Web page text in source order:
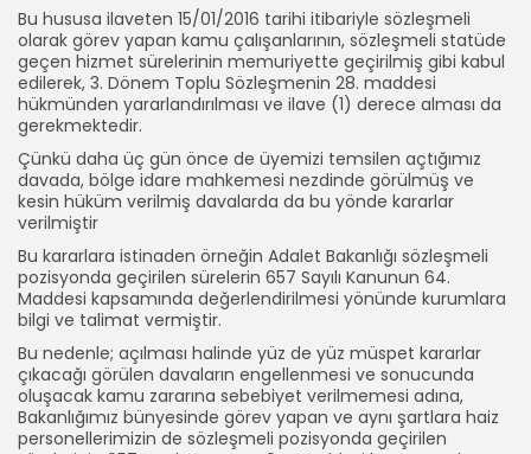
Bu hususa ilaveten 15/01/2016 tarihi itibariyle sözleşmeli
olarak görev yapan kamu çalışanlarının, sözleşmeli statüde
geçen hizmet sürelerinin memuriyette geçirilmiş gibi kabul
edilerek, 3. Dönem Toplu Sözleşmenin 28. maddesi
hükmünden yararlandırılması ve ilave (1) derece alması da
gerekmektedir.
Çünkü daha üç gün önce de üyemizi temsilen açtığımız
davada, bölge idare mahkemesi nezdinde görülmüş ve
kesin hüküm verilmiş davalarda da bu yönde kararlar
verilmiştir
Bu kararlara istinaden örneğin Adalet Bakanlığı sözleşmeli
pozisyonda geçirilen sürelerin 657 Sayılı Kanunun 64.
Maddesi kapsamında değerlendirilmesi yönünde kurumlara
bilgi ve talimat vermiştir.
Bu nedenle; açılması halinde yüz de yüz müspet kararlar
çıkacağı görülen davaların engellenmesi ve sonucunda
oluşacak kamu zararına sebebiyet verilmemesi adına,
Bakanlığımız bünyesinde görev yapan ve aynı şartlara haiz
personellerimizin de sözleşmeli pozisyonda geçirilen